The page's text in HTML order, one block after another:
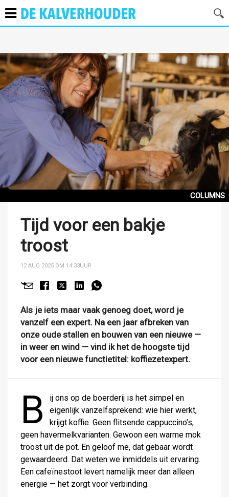
COLUMNS
Tijd voor een bakje
troost
12 AUG 2025 OM 14:33UUR
Als je iets maar vaak genoeg doet, word je
vanzelf een expert. Na een jaar afbreken van
onze oude stallen en bouwen van een nieuwe —
in weer en wind — vind ik het de hoogste tijd
voor een nieuwe functietitel: koffiezetexpert.
B
ij ons op de boerderij is het simpel en
eigenlijk vanzelfsprekend: wie hier werkt,
krijgt koffie. Geen flitsende cappuccino’s,
geen havermelkvarianten. Gewoon een warme mok
troost uit de pot. En geloof me, dat gebaar wordt
gewaardeerd. Dat weten we inmiddels uit ervaring.
Een cafeïnestoot levert namelijk meer dan alleen
energie — het zorgt voor verbinding.